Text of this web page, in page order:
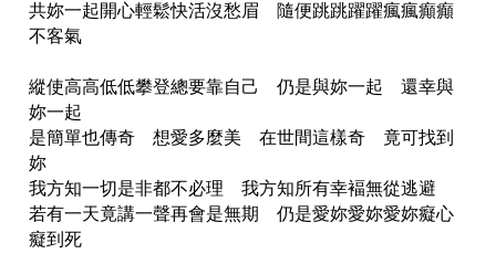
共妳一起開心輕鬆快活沒愁眉 隨便跳跳躍躍瘋瘋癲癲
不客氣
縱使高高低低攀登總要靠自己 仍是與妳一起 還幸與
妳一起
是簡單也傳奇 想愛多麼美 在世間這樣奇 竟可找到
妳
我方知一切是非都不必理 我方知所有幸褔無從逃避
若有一天竟講一聲再會是無期 仍是愛妳愛妳愛妳癡心
癡到死